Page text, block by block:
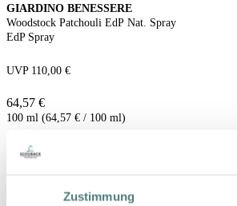
Zustimmung
GIARDINO BENESSERE
Woodstock Patchouli EdP Nat. Spray
EdP Spray
UVP 110,00 €
64,57 €
100 ml (64,57 € / 100 ml)